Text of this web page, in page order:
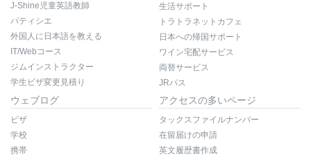
J-Shine児童英語教師
パティシエ
外国人に日本語を教える
IT/Webコース
ジムインストラクター
学生ビザ変更見積り
生活サポート
トラトラネットカフェ
日本への帰国サポート
ワイン宅配サービス
両替サービス
JRパス
ウェブログ
ビザ
学校
携帯
アクセスの多いページ
タックスファイルナンバー
在留届けの申請
英文履歴書作成